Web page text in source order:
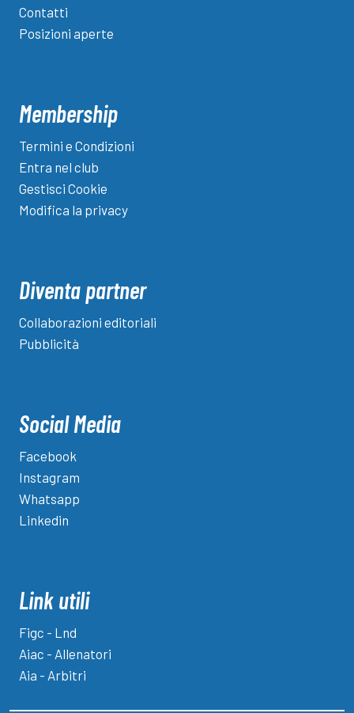
Contatti
Posizioni aperte
Membership
Termini e Condizioni
Entra nel club
Gestisci Cookie
Modifica la privacy
Diventa partner
Collaborazioni editoriali
Pubblicità
Social Media
Facebook
Instagram
Whatsapp
Linkedin
Link utili
Figc - Lnd
Aiac - Allenatori
Aia - Arbitri